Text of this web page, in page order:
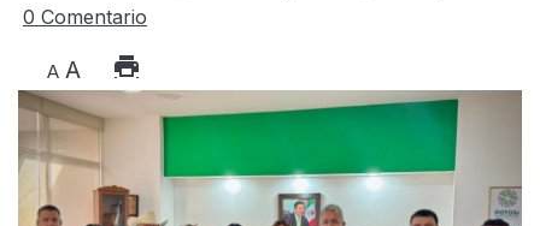
0 Comentario
A A